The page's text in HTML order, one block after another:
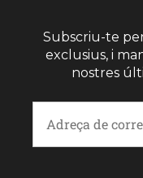
Subscriu-te
exclusius, i
nostres